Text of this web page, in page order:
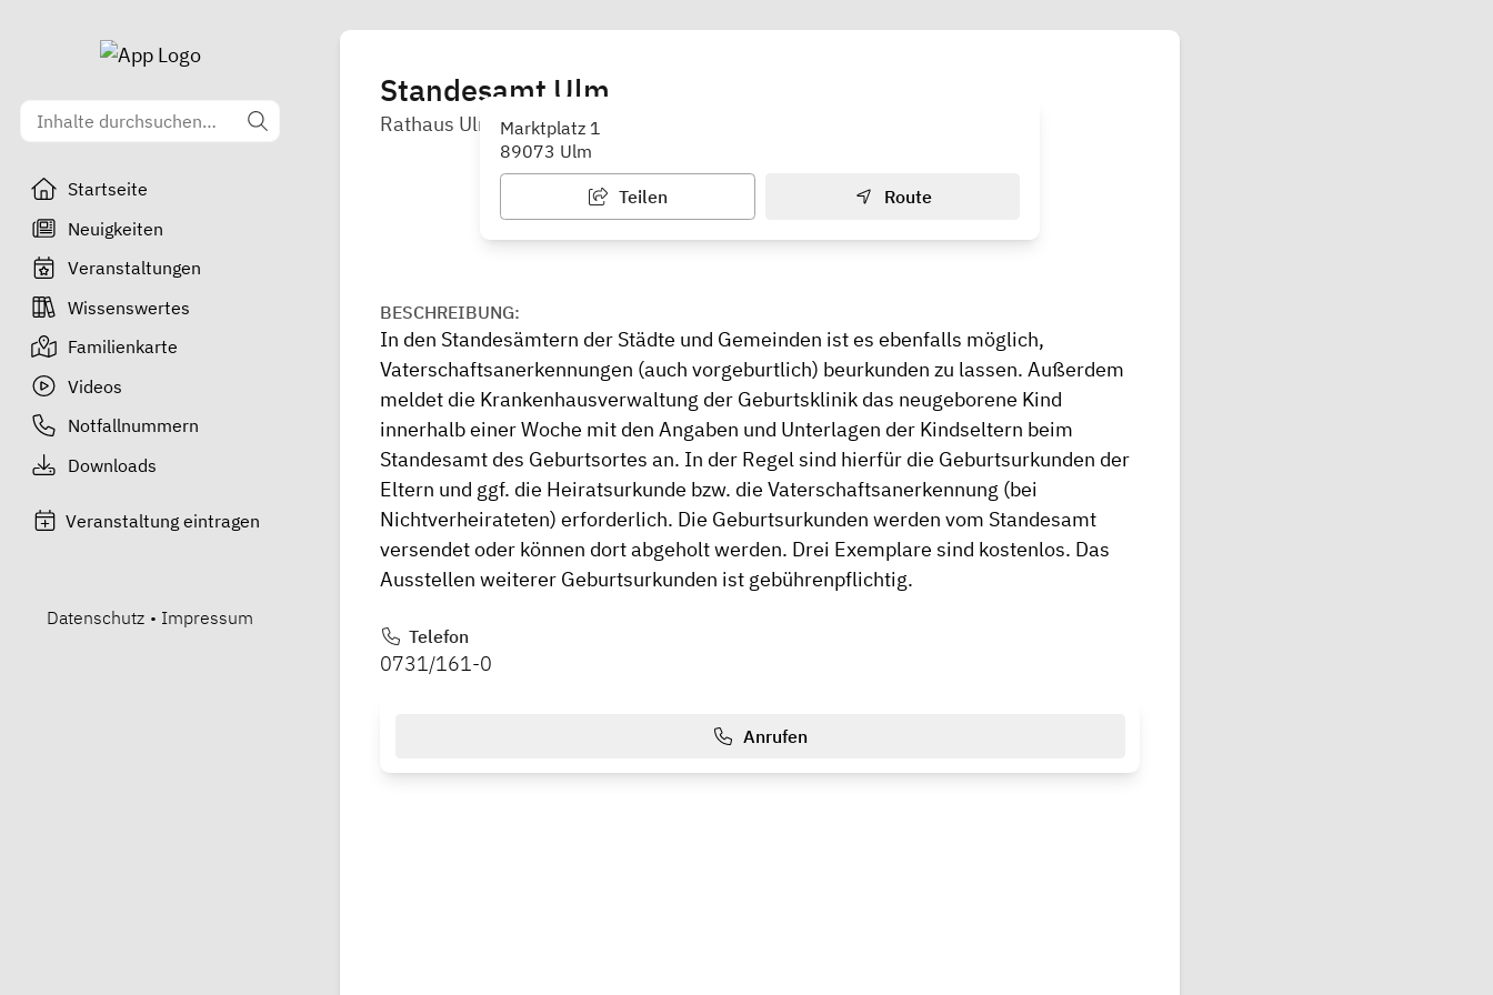
Startseite
Neuigkeiten
Veranstaltungen
Wissenswertes
Familienkarte
Videos
Notfallnummern
Downloads
Veranstaltung eintragen
Datenschutz • Impressum
Standesamt Ulm
Rathaus Ulm
Marktplatz 1
89073 Ulm
Teilen Route
BESCHREIBUNG:
In den Standesämtern der Städte und Gemeinden ist es ebenfalls möglich,
Vaterschaftsanerkennungen (auch vorgeburtlich) beurkunden zu lassen. Außerdem
meldet die Krankenhausverwaltung der Geburtsklinik das neugeborene Kind
innerhalb einer Woche mit den Angaben und Unterlagen der Kindseltern beim
Standesamt des Geburtsortes an. In der Regel sind hierfür die Geburtsurkunden der
Eltern und ggf. die Heiratsurkunde bzw. die Vaterschaftsanerkennung (bei
Nichtverheirateten) erforderlich. Die Geburtsurkunden werden vom Standesamt
versendet oder können dort abgeholt werden. Drei Exemplare sind kostenlos. Das
Ausstellen weiterer Geburtsurkunden ist gebührenpflichtig.
Telefon
0731/161-0
Anrufen